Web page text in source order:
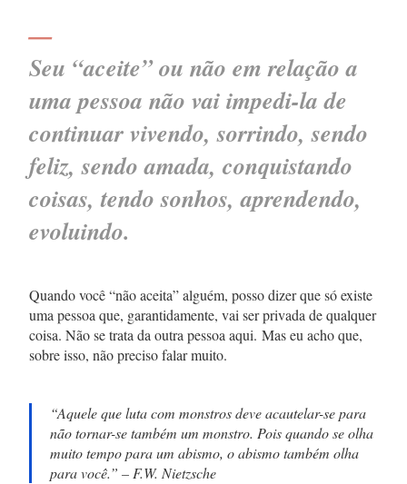
—
Seu “aceite” ou não em relação a
uma pessoa não vai impedi-la de
continuar vivendo, sorrindo, sendo
feliz, sendo amada, conquistando
coisas, tendo sonhos, aprendendo,
evoluindo.
Quando você “não aceita” alguém, posso dizer que só existe
uma pessoa que, garantidamente, vai ser privada de qualquer
coisa. Não se trata da outra pessoa aqui. Mas eu acho que,
sobre isso, não preciso falar muito.
“Aquele que luta com monstros deve acautelar-se para
não tornar-se também um monstro. Pois quando se olha
muito tempo para um abismo, o abismo também olha
para você.” – F.W. Nietzsche